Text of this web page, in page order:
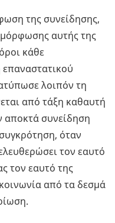
της συνείδησης,
αυτής της
κάθε
λοιπόν τη
από τάξη καθαυτή
αποκτά συνείδηση
όταν
τον εαυτό
τον εαυτό της
από τα δεσμά